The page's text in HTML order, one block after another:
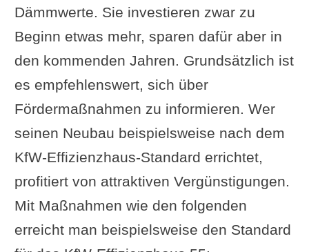
Dämmwerte. Sie investieren zwar zu
Beginn etwas mehr, sparen dafür aber in
den kommenden Jahren. Grundsätzlich ist
es empfehlenswert, sich über
Fördermaßnahmen zu informieren. Wer
seinen Neubau beispielsweise nach dem
KfW-Effizienzhaus-Standard errichtet,
profitiert von attraktiven Vergünstigungen.
Mit Maßnahmen wie den folgenden
erreicht man beispielsweise den Standard